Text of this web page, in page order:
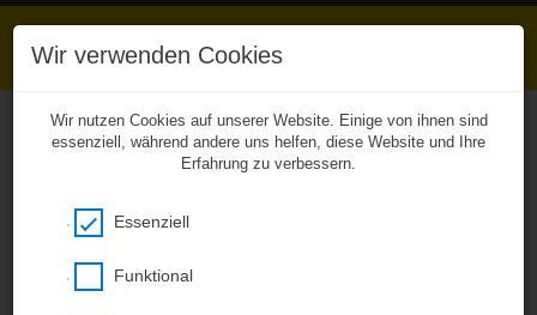
Unkompliziert zu den
Das Entwicklerteam von BCB Webhouse
einen kostenfreien Zugang zu unserer
Wir verwenden Cookies
Wir nutzen Cookies auf unserer Website. Einige von ihnen sind
essenziell, während andere uns helfen, diese Website und Ihre
Erfahrung zu verbessern.
Essenziell
Funktional